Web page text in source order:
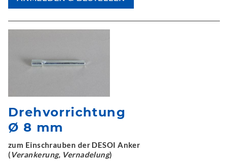
Drehvorrichtung
Ø 8 mm
zum Einschrauben der DESOI Anker
(Verankerung, Vernadelung)